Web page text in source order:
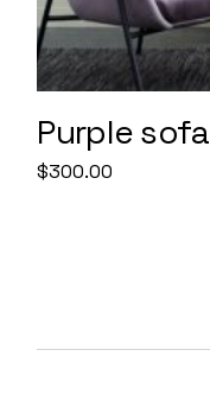
Purple sofa
$300.00